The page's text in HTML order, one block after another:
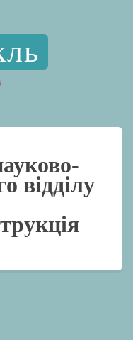
відділу